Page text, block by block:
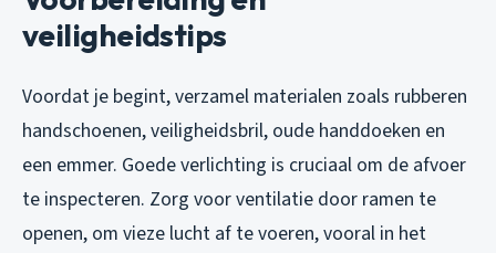
veiligheidstips
Voordat je begint, verzamel materialen zoals rubberen
handschoenen, veiligheidsbril, oude handdoeken en
een emmer. Goede verlichting is cruciaal om de afvoer
te inspecteren. Zorg voor ventilatie door ramen te
openen, om vieze lucht af te voeren, vooral in het